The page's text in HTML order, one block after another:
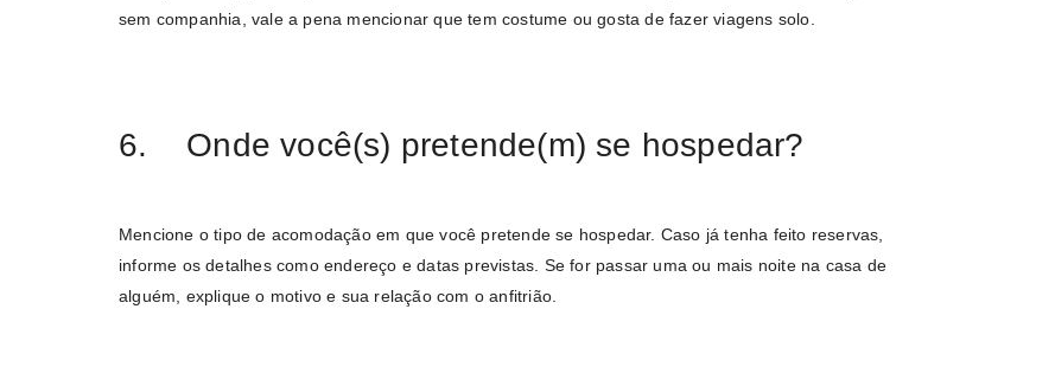
sem companhia, vale a pena mencionar que tem costume ou gosta de fazer viagens solo.
6. Onde você(s) pretende(m) se hospedar?
Mencione o tipo de acomodação em que você pretende se hospedar. Caso já tenha feito reservas,
informe os detalhes como endereço e datas previstas. Se for passar uma ou mais noite na casa de
alguém, explique o motivo e sua relação com o anfitrião.